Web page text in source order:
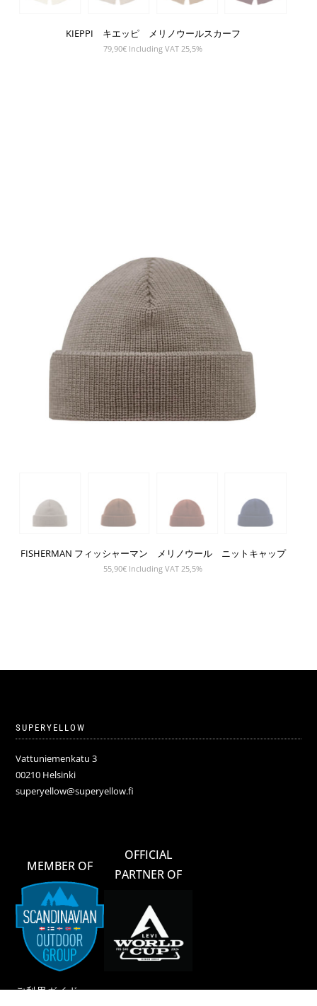
KIEPPI キエッピ メリノウールスカーフ
79,90€ Including VAT 25,5%
FISHERMAN フィッシャーマン メリノウール ニットキャップ
55,90€ Including VAT 25,5%
SUPERYELLOW
Vattuniemenkatu 3
00210 Helsinki
superyellow@superyellow.fi
MEMBER OF
OFFICIAL
PARTNER OF
ご利用ガイド